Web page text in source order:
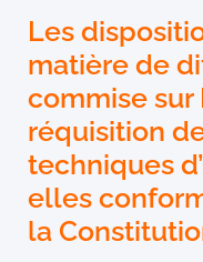
Les
matière de
commise
réquisition
techniques
elles
la